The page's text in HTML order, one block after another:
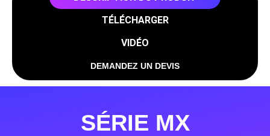
TÉLÉCHARGER
VIDÉO
DEMANDEZ UN DEVIS
SÉRIE MX